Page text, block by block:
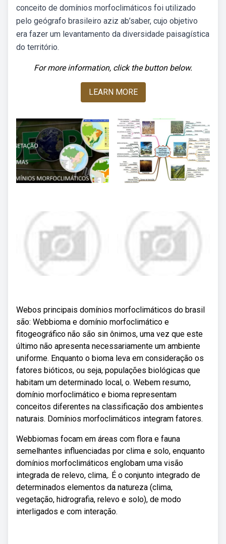
conceito de domínios morfoclimáticos foi utilizado
pelo geógrafo brasileiro aziz ab’saber, cujo objetivo
era fazer um levantamento da diversidade paisagística
do território.
For more information, click the button below.
LEARN MORE
Webos principais domínios morfoclimáticos do brasil
são: Webbioma e domínio morfoclimático e
fitogeográfico não são sin ônimos, uma vez que este
último não apresenta necessariamente um ambiente
uniforme. Enquanto o bioma leva em consideração os
fatores bióticos, ou seja, populações biológicas que
habitam um determinado local, o. Webem resumo,
domínio morfoclimático e bioma representam
conceitos diferentes na classificação dos ambientes
naturais. Domínios morfoclimáticos integram fatores.
Webbiomas focam em áreas com flora e fauna
semelhantes influenciadas por clima e solo, enquanto
domínios morfoclimáticos englobam uma visão
integrada de relevo, clima,. É o conjunto integrado de
determinados elementos da natureza (clima,
vegetação, hidrografia, relevo e solo), de modo
interligados e com interação.